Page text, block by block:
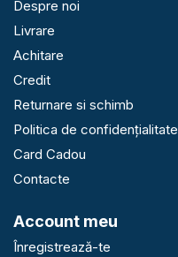
Despre noi
Livrare
Achitare
Credit
Returnare si schimb
Politica de confidențialitate
Card Cadou
Contacte
Account meu
Înregistrează-te